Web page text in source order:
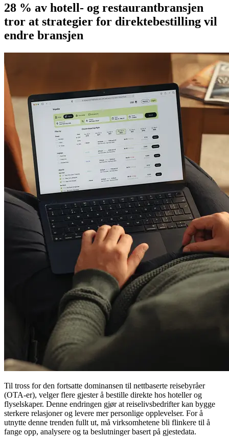
28 % av hotell- og restaurantbransjen
tror at strategier for direktebestilling vil
endre bransjen
Til tross for den fortsatte dominansen til nettbaserte reisebyråer
(OTA-er), velger flere gjester å bestille direkte hos hoteller og
flyselskaper. Denne endringen gjør at reiselivsbedrifter kan bygge
sterkere relasjoner og levere mer personlige opplevelser. For å
utnytte denne trenden fullt ut, må virksomhetene bli flinkere til å
fange opp, analysere og ta beslutninger basert på gjestedata.